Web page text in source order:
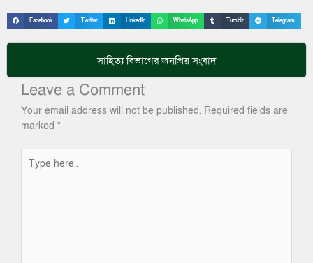
Facebook Twitter LinkedIn WhatsApp Tumblr Telegram
সাহিত্যবিভাগের জনপ্রিয় সংবাদ
Leave a Comment
Your email address will not be published. Required fields are
marked *
here..